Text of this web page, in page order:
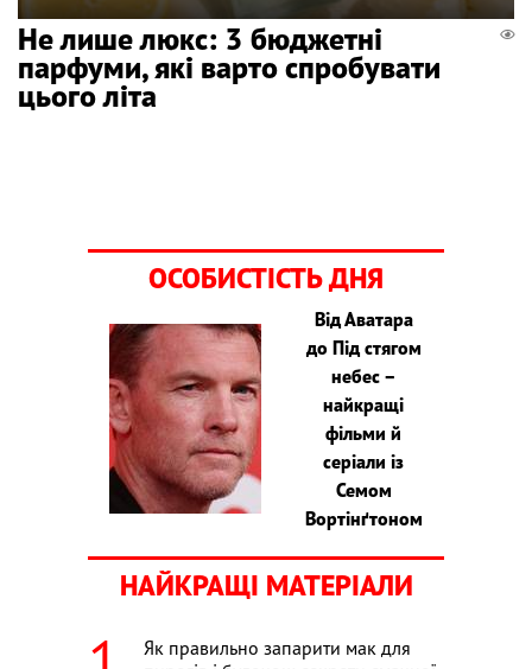
Не лише люкс: 3 бюджетні
парфуми, які варто спробувати
цього літа
ОСОБИСТІСТЬ ДНЯ
Від Аватара
до Під стягом
небес –
найкращі
фільми й
серіали із
Семом
Вортінґтоном
НАЙКРАЩІ МАТЕРІАЛИ
Як правильно запарити мак для